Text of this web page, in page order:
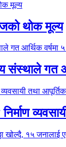
थोक मूल्य
संस्थाले